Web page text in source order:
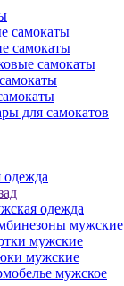
самокаты
самокаты
самокаты
для самокатов
одежда
мужские
мужские
мужские
мужское